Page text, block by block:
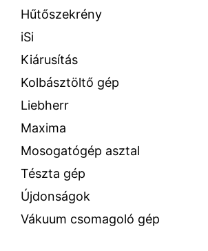
Hűtőszekrény
iSi
Kiárusítás
Kolbásztöltő gép
Liebherr
Maxima
Mosogatógép asztal
Tészta gép
Újdonságok
Vákuum csomagoló gép